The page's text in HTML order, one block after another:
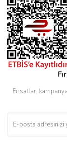
Fırsatlar,